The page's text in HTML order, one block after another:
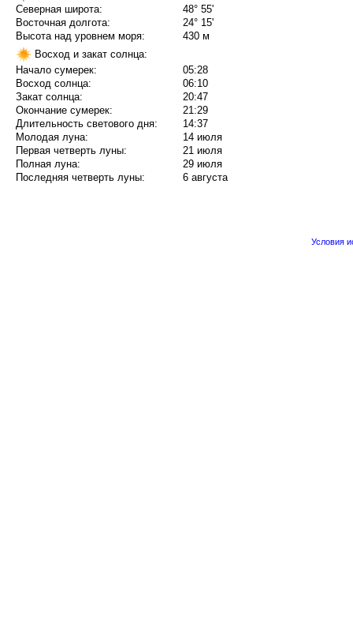
Северная широта:
48° 55'
Восточная долгота:
24° 15'
Высота над уровнем моря:
430 м
Восход и закат солнца:
Начало сумерек:
05:28
Восход солнца:
06:10
Закат солнца:
20:47
Окончание сумерек:
21:29
Длительность светового дня:
14:37
Молодая луна:
14 июля
Первая четверть луны:
21 июля
Полная луна:
29 июля
Последняя четверть луны:
6 августа
Условия